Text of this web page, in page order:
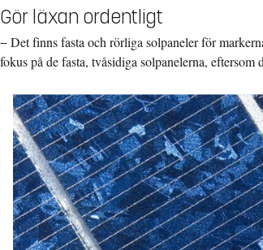
Gör läxan ordentligt
− Det finns fasta och rörliga solpaneler för
fokus på de fasta, tvåsidiga solpanelerna, eftersom